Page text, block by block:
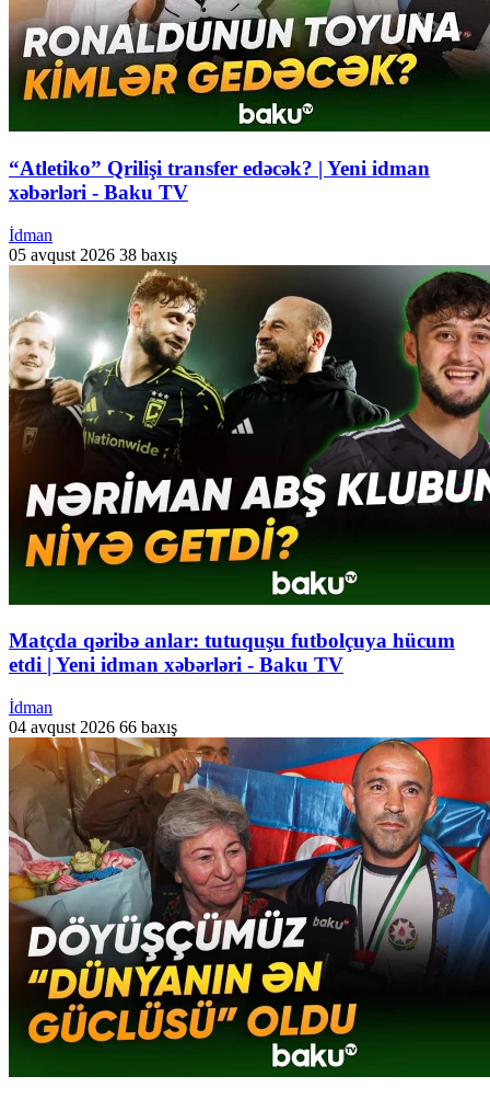
“Atletiko” Qrilişi transfer edəcək? | Yeni idman
xəbərləri - Baku TV
İdman
05 avqust 2026 38 baxış
Matçda qəribə anlar: tutuquşu futbolçuya hücum
etdi | Yeni idman xəbərləri - Baku TV
İdman
04 avqust 2026 66 baxış